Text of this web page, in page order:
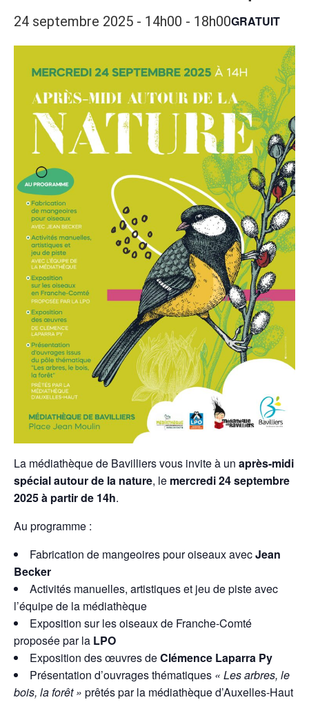
24 septembre 2025 - 14h00 - 18h00GRATUIT
La médiathèque de Bavilliers vous invite à un après-midi
spécial autour de la nature, le mercredi 24 septembre
2025 à partir de 14h.
Au programme :
Fabrication de mangeoires pour oiseaux avecJean
Becker
Activités manuelles, artistiques et jeu de piste avec
l’équipe de la médiathèque
Exposition sur les oiseaux de Franche-Comté
proposée par la LPO
Exposition des œuvres deClémence Laparra Py
Présentation d’ouvrages thématiques « Les arbres, le
bois, la forêt » prêtés par la médiathèque d’Auxelles-Haut